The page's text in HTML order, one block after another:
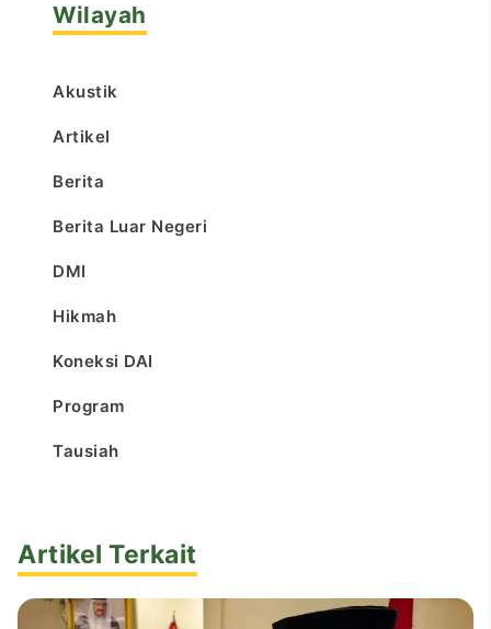
Wilayah
Akustik
Artikel
Berita
Berita Luar Negeri
DMI
Hikmah
Koneksi DAI
Program
Tausiah
Artikel Terkait